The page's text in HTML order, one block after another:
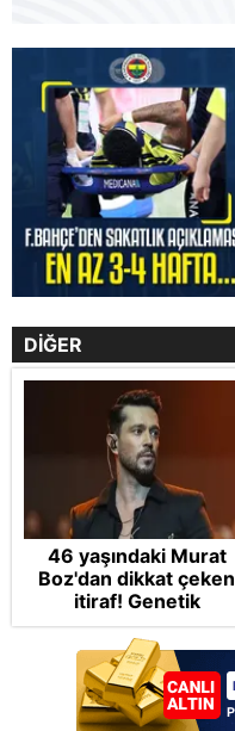
DİĞER
46 yaşındaki Murat
Boz'dan dikkat çeken
itiraf! Genetik
korkusunu açıkladı